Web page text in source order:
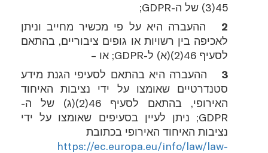
45(3) של ה-
GDPR
;
ההעברה היא על פי מכשיר מחייב וניתן
לאכיפה בין רשויות או גופים ציבוריים, בהתאם
לסעיף 46(2)(א) ל-
GDPR; או –
ההעברה היא בהתאם לסעיפי הגנת מידע
סטנדרטיים שאומצו על ידי נציבות האיחוד
האירופי, בהתאם לסעיף 46(2)(ג) של ה-
GDPR; ניתן לעיין בסעיפים שאומצו על ידי
נציבות האיחוד האירופי בכתובת
https://ec.europa.eu/info/law/law-